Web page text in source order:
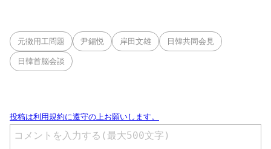
元徴用工問題 尹錫悦 岸田文雄 日韓共同会見
日韓首脳会談